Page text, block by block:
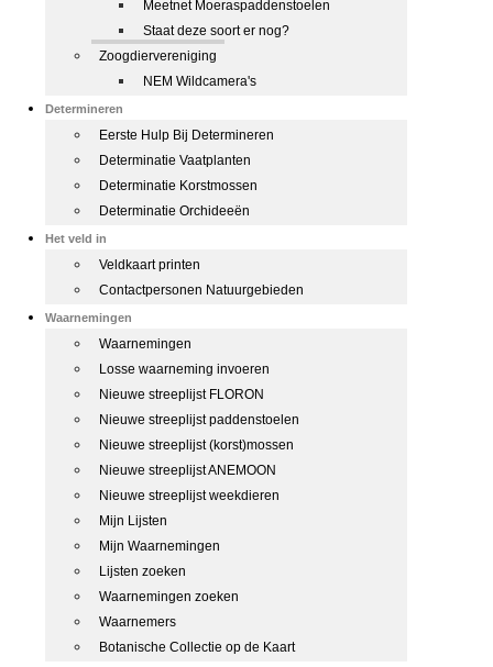
Meetnet Moeraspaddenstoelen
Staat deze soort er nog?
Zoogdiervereniging
NEM Wildcamera's
Determineren
Eerste Hulp Bij Determineren
Determinatie Vaatplanten
Determinatie Korstmossen
Determinatie Orchideeën
Het veld in
Veldkaart printen
Contactpersonen Natuurgebieden
Waarnemingen
Waarnemingen
Losse waarneming invoeren
Nieuwe streeplijst FLORON
Nieuwe streeplijst paddenstoelen
Nieuwe streeplijst (korst)mossen
Nieuwe streeplijst ANEMOON
Nieuwe streeplijst weekdieren
Mijn Lijsten
Mijn Waarnemingen
Lijsten zoeken
Waarnemingen zoeken
Waarnemers
Botanische Collectie op de Kaart